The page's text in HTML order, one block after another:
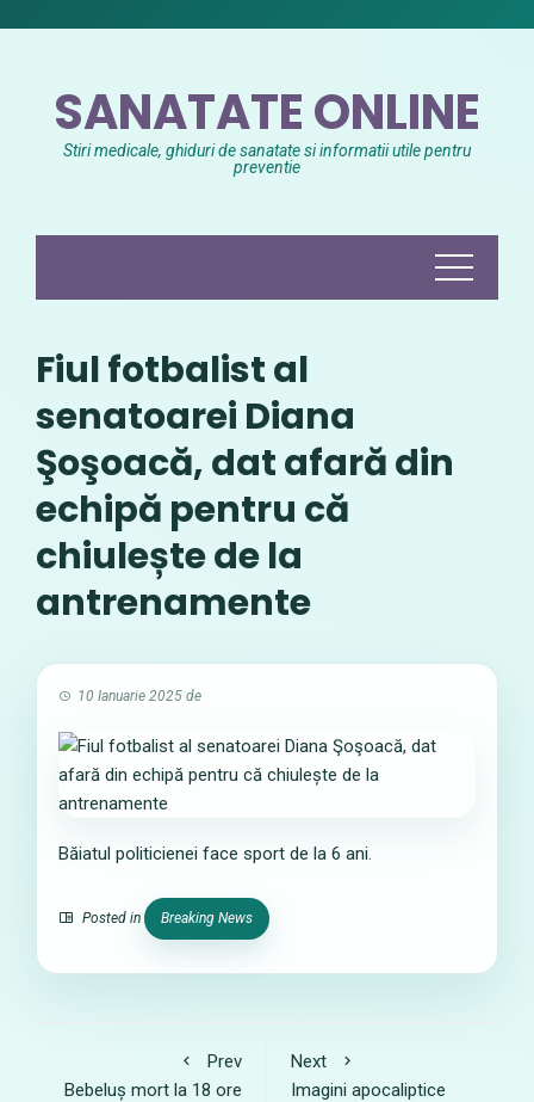
SANATATE ONLINE
Stiri medicale, ghiduri de sanatate si informatii utile pentru
preventie
Fiul fotbalist al
senatoarei Diana
Şoşoacă, dat afară din
echipă pentru că
chiulește de la
antrenamente
10 Ianuarie 2025 de
Băiatul politicienei face sport de la 6 ani.
Posted in Breaking News
Prev
Bebeluș mort la 18 ore
Next
Imagini apocaliptice